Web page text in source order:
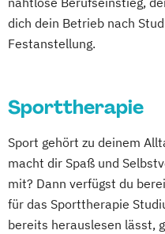
Sporttherapie und
dich dein Betrieb nach
Festanstellung.
Sporttherapie
Sport gehört zu deinem
macht dir Spaß und
mit? Dann verfügst du
für das Sporttherapie
bereits herauslesen lässt,